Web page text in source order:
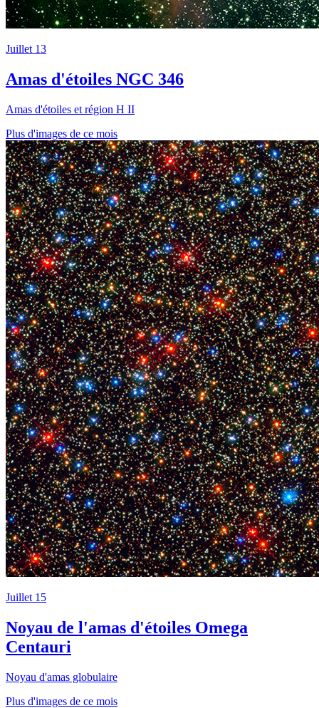
Juillet 13
Amas d'étoiles NGC 346
Amas d'étoiles et région H II
Plus d'images de ce mois
Juillet 15
Noyau de l'amas d'étoiles Omega
Centauri
Noyau d'amas globulaire
Plus d'images de ce mois